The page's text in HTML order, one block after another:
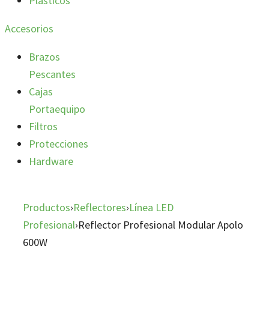
Accesorios
Brazos
Pescantes
Cajas
Portaequipo
Filtros
Protecciones
Hardware
Productos›Reflectores›Línea LED
Profesional›Reflector Profesional Modular Apolo
600W